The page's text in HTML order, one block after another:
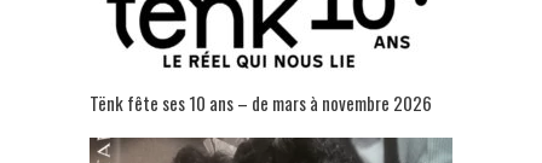
Tënk fête ses 10 ans – de mars à novembre 2026